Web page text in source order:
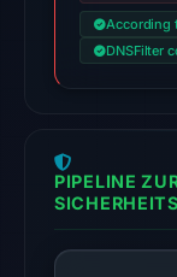
According
DNSFilter
PIPELINE